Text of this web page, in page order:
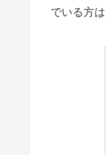
でいる方